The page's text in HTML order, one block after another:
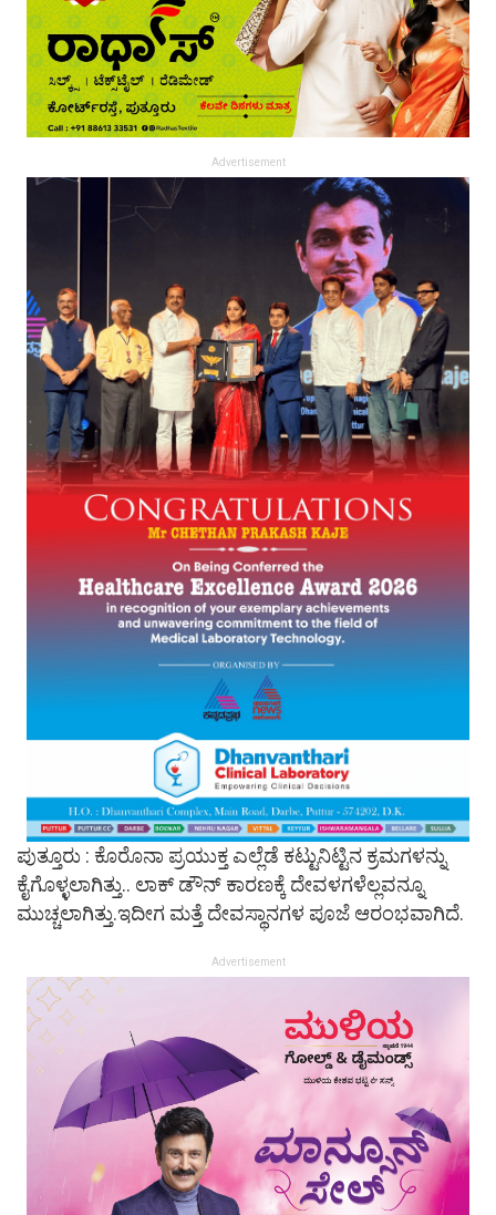
Advertisement
ಪುತ್ತೂರು : ಕೊರೊನಾ ಪ್ರಯುಕ್ತ ಎಲ್ಲೆಡೆ ಕಟ್ಟುನಿಟ್ಟಿನ ಕ್ರಮಗಳನ್ನು
ಕೈಗೊಳ್ಳಲಾಗಿತ್ತು.. ಲಾಕ್ ಡೌನ್ ಕಾರಣಕ್ಕೆ ದೇವಳಗಳೆಲ್ಲವನ್ನೂ
ಮುಚ್ಚಲಾಗಿತ್ತು.ಇದೀಗ ಮತ್ತೆ ದೇವಸ್ಥಾನಗಳ ಪೂಜೆ ಆರಂಭವಾಗಿದೆ.
Advertisement